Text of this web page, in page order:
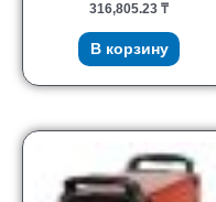
316,805.23 ₸
В корзину